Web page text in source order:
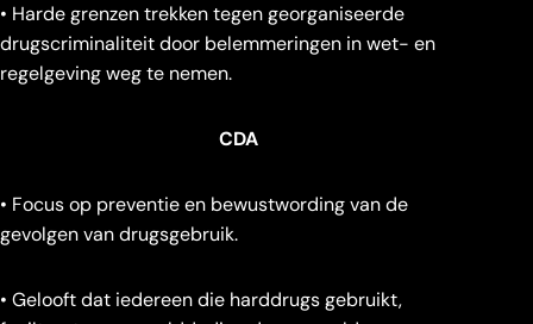
• Harde grenzen trekken tegen georganiseerde
drugscriminaliteit door belemmeringen in wet- en
regelgeving weg te nemen.
CDA
• Focus op preventie en bewustwording van de
gevolgen van drugsgebruik.
• Gelooft dat iedereen die harddrugs gebruikt,